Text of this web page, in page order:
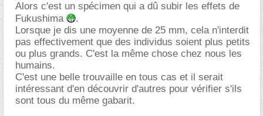
Alors c'est un spécimen qui a dû subir les effets de
Fukushima
.
Lorsque je dis une moyenne de 25 mm, cela n'interdit
pas effectivement que des individus soient plus petits
ou plus grands. C'est la même chose chez nous les
humains.
C'est une belle trouvaille en tous cas et il serait
intéressant d'en découvrir d'autres pour vérifier s'ils
sont tous du même gabarit.